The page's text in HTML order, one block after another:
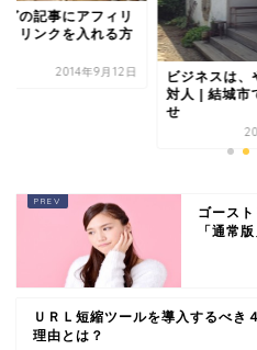
グの記事にアフィリ
トリンクを入れる方
2014年9月12日
ビジネスは、
対人 | 結城市
せ
ゴース
「通常
ＵＲＬ短縮ツールを導入するべき
理由とは？